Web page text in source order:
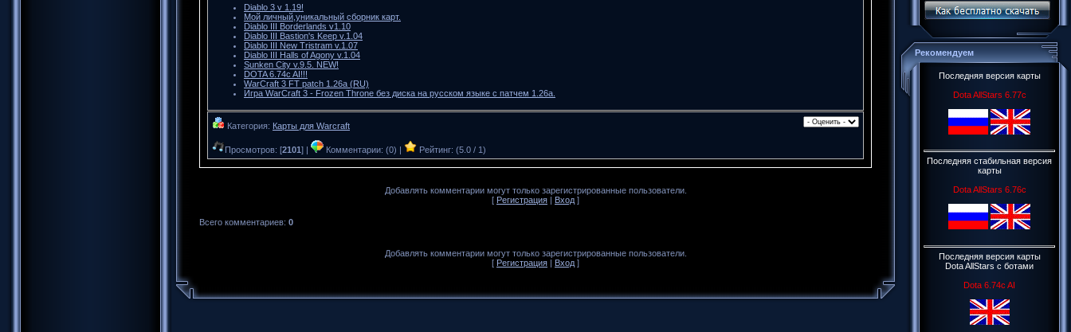
Diablo 3 v 1.19!
Мой личный,уникальный сборник карт.
Diablo III Borderlands v1.10
Diablo III Bastion's Keep v.1.04
Diablo III New Tristram v.1.07
Diablo III Halls of Agony v.1.04
Sunken City v.9.5. NEW!
DOTA 6.74c AI!!!
WarCraft 3 FT patch 1.26a (RU)
Игра WarCraft 3 - Frozen Throne без диска на русском языке c патчем 1.26a.
Категория: Карты для Warcraft
Просмотров: [2101] | Комментарии: (0) | Рейтинг: (5.0 / 1)
Добавлять комментарии могут только зарегистрированные пользователи.
[ Регистрация | Вход ]
Всего комментариев: 0
Добавлять комментарии могут только зарегистрированные пользователи.
[ Регистрация | Вход ]
Рекомендуем
Последняя версия карты
Dota AllStars 6.77c
Последняя стабильная версия
карты
Dota AllStars 6.76c
Последняя версия карты
Dota AllStars c ботами
Dota 6.74c AI